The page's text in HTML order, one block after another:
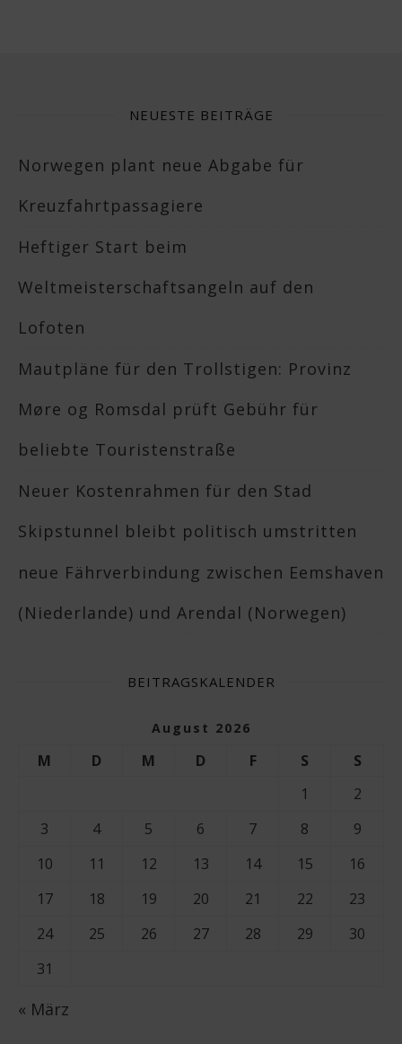
NEUESTE BEITRÄGE
Norwegen plant neue Abgabe für
Kreuzfahrtpassagiere
Heftiger Start beim
Weltmeisterschaftsangeln auf den
Lofoten
Mautpläne für den Trollstigen: Provinz
Møre og Romsdal prüft Gebühr für
beliebte Touristenstraße
Neuer Kostenrahmen für den Stad
Skipstunnel bleibt politisch umstritten
neue Fährverbindung zwischen Eemshaven
(Niederlande) und Arendal (Norwegen)
BEITRAGSKALENDER
August 2026
M D M D F S
S
1
2
3
4 5 6 7 8
9
10
11 12 13 14 15
16
17
18 19 20 21 22
23
24
25 26 27 28 29
30
31
« März